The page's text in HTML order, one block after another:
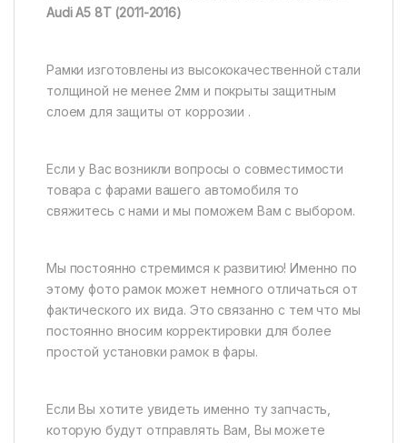
Audi A5 8T (2011-2016)
Рамки изготовлены из высококачественной стали
толщиной не менее 2мм и покрыты защитным
слоем для защиты от коррозии .
Если у Вас возникли вопросы о совместимости
товара с фарами вашего автомобиля то
свяжитесь с нами и мы поможем Вам с выбором.
Мы постоянно стремимся к развитию! Именно по
этому фото рамок может немного отличаться от
фактического их вида. Это связанно с тем что мы
постоянно вносим корректировки для более
простой установки рамок в фары.
Если Вы хотите увидеть именно ту запчасть,
которую будут отправлять Вам, Вы можете